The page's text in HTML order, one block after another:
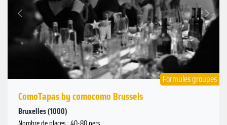
Précédent
Suivant
Formules groupes
ComoTapas by comocomo Brussels
Bruxelles (1000)